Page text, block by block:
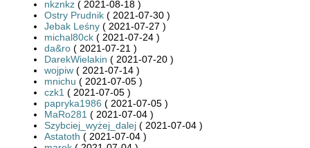
nkznkz ( 2021-08-18 )
Ostry Prudnik ( 2021-07-30 )
Jebak Leśny ( 2021-07-27 )
michal80ck ( 2021-07-24 )
da&ro ( 2021-07-21 )
DarekWielakin ( 2021-07-20 )
wojpiw ( 2021-07-14 )
mnichu ( 2021-07-05 )
czk1 ( 2021-07-05 )
papryka1986 ( 2021-07-05 )
MaRo281 ( 2021-07-04 )
Szybciej_wyżej_dalej ( 2021-07-04 )
Astatoth ( 2021-07-04 )